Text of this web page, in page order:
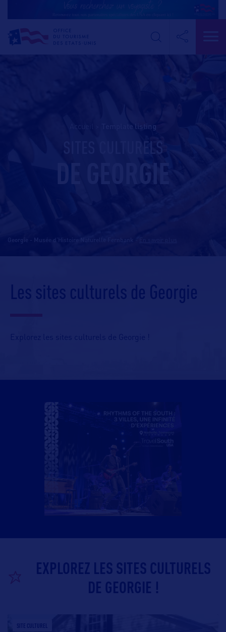
template listing
SITES CULTURELS
DE GEORGIE
Georgie - Musée d'Histoire Naturelle Fernbank
Les sites culturels de Georgie
Explorez les sites culturels de Georgie !
EXPLOREZ LES SITES CULTURELS
DE GEORGIE !
SITE CULTUREL